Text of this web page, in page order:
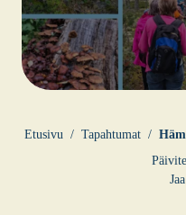
Etusi­vu Tapahtumat